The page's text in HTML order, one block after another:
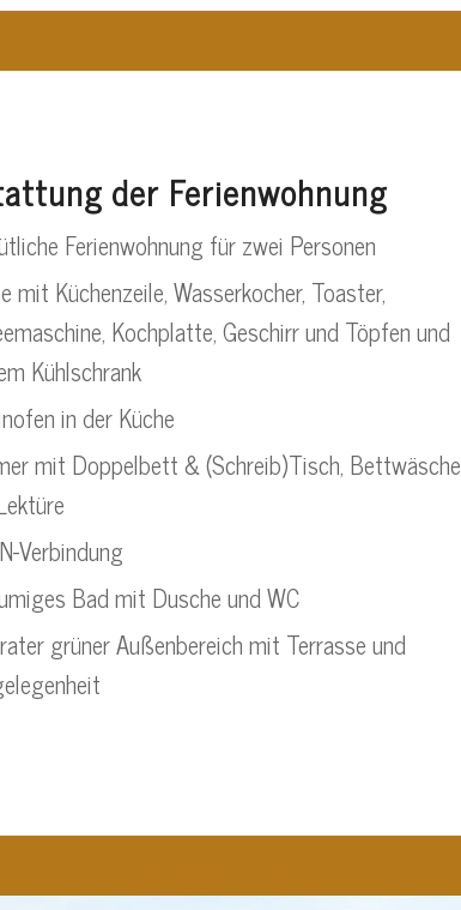
der Ferienwohnung
Ferienwohnung für zwei Personen
mit Küchenzeile, Wasserkocher, Toaster,
Kochplatte, Geschirr und Töpfen und
Kühlschrank
in der Küche
mit Doppelbett & (Schreib)Tisch, Bettwäsche
Verbindung
Bad mit Dusche und WC
grüner Außenbereich mit Terrasse und